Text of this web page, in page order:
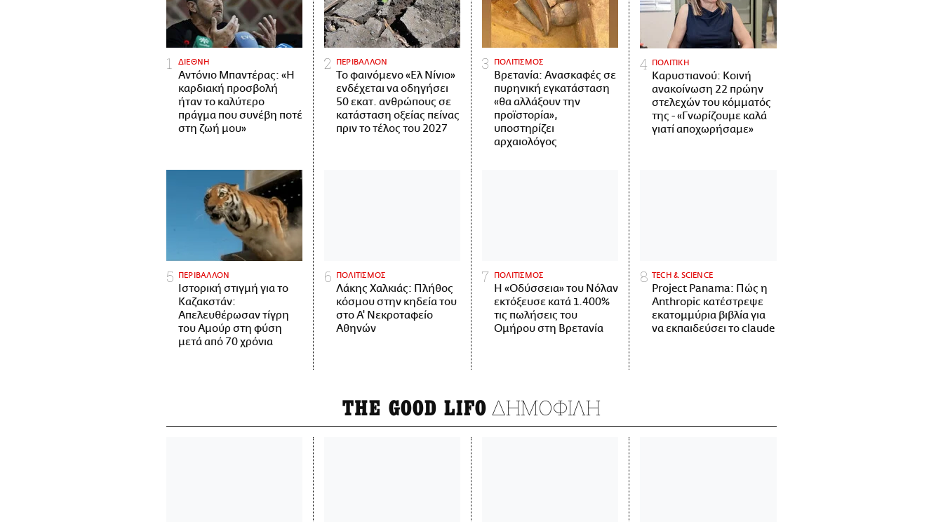
ΔΙΕΘΝΗ
Αντόνιο Μπαντέρας: «Η
καρδιακή προσβολή
ήταν το καλύτερο
πράγμα που συνέβη ποτέ
στη ζωή μου»
ΠΕΡΙΒΑΛΛΟΝ
Το φαινόμενο «Ελ Νίνιο»
ενδέχεται να οδηγήσει
50 εκατ. ανθρώπους σε
κατάσταση οξείας πείνας
πριν το τέλος του 2027
ΠΟΛΙΤΙΣΜΟΣ
Βρετανία: Ανασκαφές σε
πυρηνική εγκατάσταση
«θα αλλάξουν την
προϊστορία»,
υποστηρίζει
αρχαιολόγος
ΠΟΛΙΤΙΚΗ
Καρυστιανού: Κοινή
ανακοίνωση 22 πρώην
στελεχών του κόμματός
της - «Γνωρίζουμε καλά
γιατί αποχωρήσαμε»
ΠΕΡΙΒΑΛΛΟΝ
Ιστορική στιγμή για το
Καζακστάν:
Απελευθέρωσαν τίγρη
του Αμούρ στη φύση
μετά από 70 χρόνια
ΠΟΛΙΤΙΣΜΟΣ
Λάκης Χαλκιάς: Πλήθος
κόσμου στην κηδεία του
στο Α' Νεκροταφείο
Αθηνών
ΠΟΛΙΤΙΣΜΟΣ
Η «Οδύσσεια» του Νόλαν
εκτόξευσε κατά 1.400%
τις πωλήσεις του
Ομήρου στη Βρετανία
ΤECH & SCIENCE
Project Panama: Πώς η
Anthropic κατέστρεψε
εκατομμύρια βιβλία για
να εκπαιδεύσει το claude
THE GOOD LIFO ΔΗΜΟΦΙΛΗ